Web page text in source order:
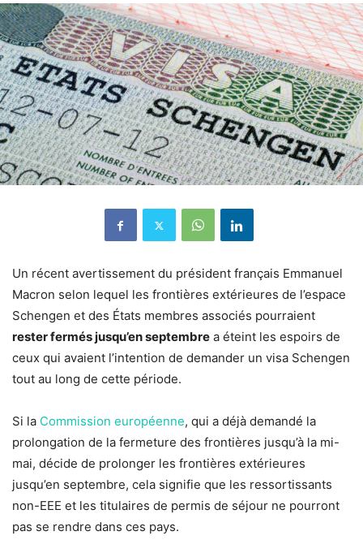
Un récent avertissement du président français Emmanuel
Macron selon lequel les frontières extérieures de l’espace
Schengen et des États membres associés pourraient
rester fermés jusqu’en septembre a éteint les espoirs de
ceux qui avaient l’intention de demander un visa Schengen
tout au long de cette période.
Si la Commission européenne, qui a déjà demandé la
prolongation de la fermeture des frontières jusqu’à la mi-
mai, décide de prolonger les frontières extérieures
jusqu’en septembre, cela signifie que les ressortissants
non-EEE et les titulaires de permis de séjour ne pourront
pas se rendre dans ces pays.